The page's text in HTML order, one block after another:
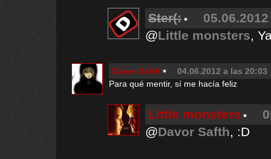
Ster(:
@Little monsters,
Davor Safth
04.06.2012 a las 20:03
Para qué mentir, sí me hacía feliz
Little monsters
@Davor Safth, :D